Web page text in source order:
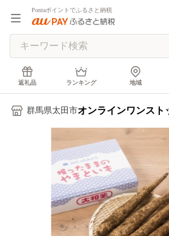
Pontaポイントでふるさと納税
返礼品 ランキング 地域
群馬県太田市オンラインワンスト